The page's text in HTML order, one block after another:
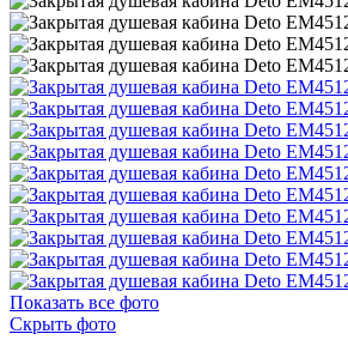
Показать все фото
Скрыть фото